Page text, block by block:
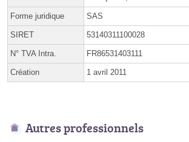
Forme juridique SAS
SIRET 53140311100028
N° TVA Intra. FR86531403111
Création 1 avril 2011
Autres professionnels